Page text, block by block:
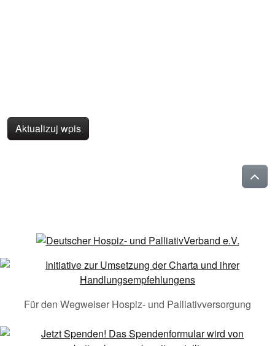
Aktualizuj wpis
Für den Wegweiser Hospiz- und Palliativversorgung